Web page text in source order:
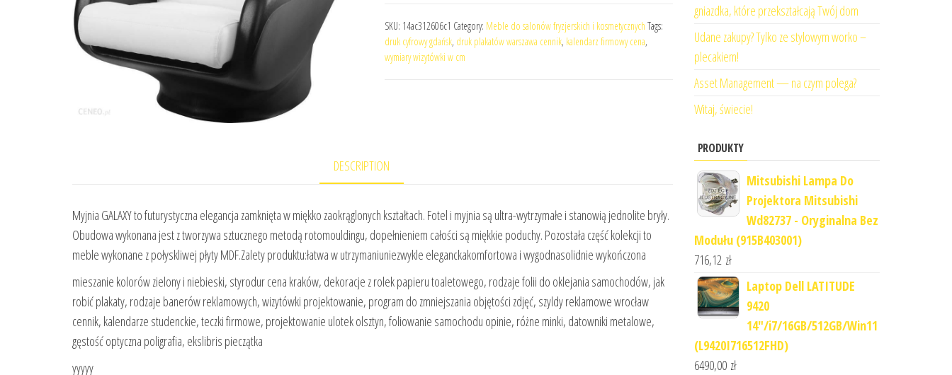
SKU: 14ac312606c1 Category: Meble do salonów fryzjerskich i kosmetycznych Tags:
druk cyfrowy gdańsk, druk plakatów warszawa cennik, kalendarz firmowy cena,
wymiary wizytówki w cm
DESCRIPTION
Myjnia GALAXY to futurystyczna elegancja zamknięta w miękko zaokrąglonych kształtach. Fotel i myjnia są ultra-wytrzymałe i stanowią jednolite bryły.
Obudowa wykonana jest z tworzywa sztucznego metodą rotomouldingu, dopełnieniem całości są miękkie poduchy. Pozostała część kolekcji to
meble wykonane z połyskliwej płyty MDF.Zalety produktu:łatwa w utrzymaniuniezwykle eleganckakomfortowa i wygodnasolidnie wykończona
mieszanie kolorów zielony i niebieski, styrodur cena kraków, dekoracje z rolek papieru toaletowego, rodzaje folii do oklejania samochodów, jak
robić plakaty, rodzaje banerów reklamowych, wizytówki projektowanie, program do zmniejszania objętości zdjęć, szyldy reklamowe wrocław
cennik, kalendarze studenckie, teczki firmowe, projektowanie ulotek olsztyn, foliowanie samochodu opinie, różne minki, datowniki metalowe,
gęstość optyczna poligrafia, ekslibris pieczątka
yyyyy
gniazdka, które przekształcają Twój dom
Udane zakupy? Tylko ze stylowym worko –
plecakiem!
Asset Management — na czym polega?
Witaj, świecie!
PRODUKTY
Mitsubishi Lampa Do
Projektora Mitsubishi
Wd82737 - Oryginalna Bez
Modułu (915B403001)
716,12 zł
Laptop Dell LATITUDE
9420
14"/i7/16GB/512GB/Win11
(L9420I716512FHD)
6490,00 zł